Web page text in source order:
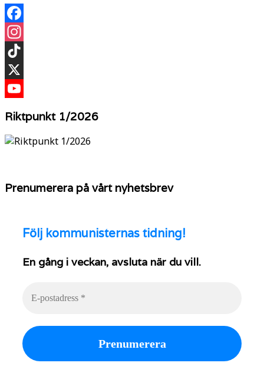
Facebook
Instagram
TikTok
X
Riktpunkt 1/2026
Prenumerera på vårt nyhetsbrev
Följ kommunisternas tidning!
En gång i veckan, avsluta när du vill.